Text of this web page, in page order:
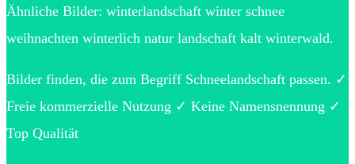
Ähnliche Bilder: winterlandschaft winter schnee
weihnachten winterlich natur landschaft kalt winterwald.
Bilder finden, die zum Begriff Schneelandschaft passen. ✓
Freie kommerzielle Nutzung ✓ Keine Namensnennung ✓
Top Qualität